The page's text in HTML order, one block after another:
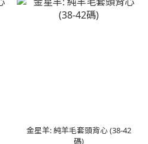
金星羊: 純羊毛套頭背心 (38-42
碼)